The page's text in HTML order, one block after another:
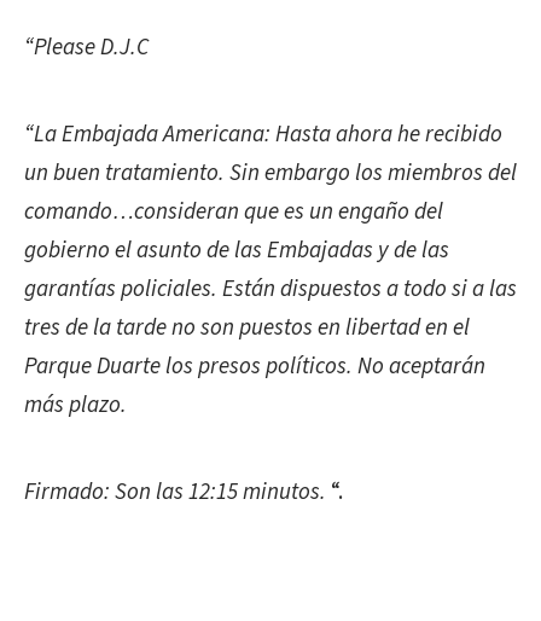
“Please D.J.C
“La Embajada Americana: Hasta ahora he recibido
un buen tratamiento. Sin embargo los miembros del
comando…consideran que es un engaño del
gobierno el asunto de las Embajadas y de las
garantías policiales. Están dispuestos a todo si a las
tres de la tarde no son puestos en libertad en el
Parque Duarte los presos políticos. No aceptarán
más plazo.
Firmado: Son las 12:15 minutos. “.